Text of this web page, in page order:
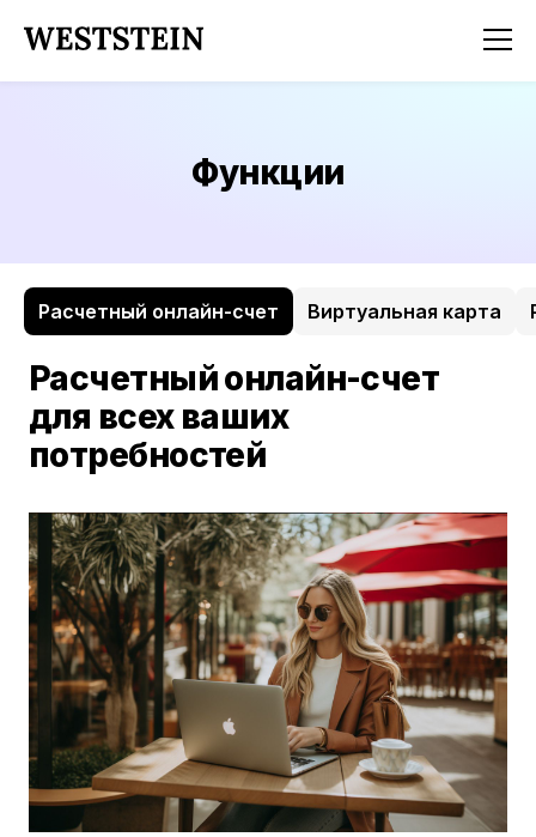
Функции
Расчетный онлайн-счет Виртуальная карта
Расчетный онлайн-счет
для всех ваших
потребностей